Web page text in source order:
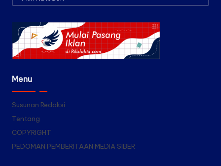
Menu
Susunan Redaksi
Tentang
COPYRIGHT
PEDOMAN PEMBERITAAN MEDIA SIBER